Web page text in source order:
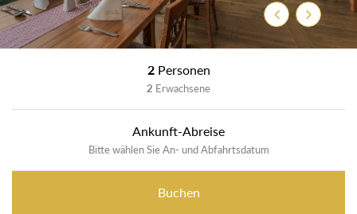
ZurückWeiter
2 Personen
2 Erwachsene
Ankunft-Abreise
Bitte wählen Sie An- und Abfahrtsdatum
Buchen